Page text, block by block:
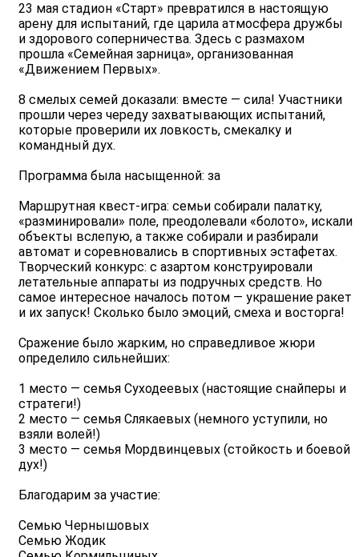
23 мая стадион «Старт» превратился в настоящую
арену для испытаний, где царила атмосфера дружбы
и здорового соперничества. Здесь с размахом
прошла «Семейная зарница», организованная
«Движением Первых».
8 смелых семей доказали: вместе — сила! Участники
прошли через череду захватывающих испытаний,
которые проверили их ловкость, смекалку и
командный дух.
Программа была насыщенной: за
️Маршрутная квест-игра: семьи собирали палатку,
«разминировали» поле, преодолевали «болото», искали
объекты вслепую, а также собирали и разбирали
автомат и соревновались в спортивных эстафетах.
Творческий конкурс: с азартом конструировали
летательные аппараты из подручных средств. Но
самое интересное началось потом — украшение ракет
и их запуск! Сколько было эмоций, смеха и восторга!
Сражение было жарким, но справедливое жюри
определило сильнейших:
1 место — семья Суходеевых (настоящие снайперы и
стратеги!)
2 место — семья Слякаевых (немного уступили, но
взяли волей!)
3 место — семья Мордвинцевых (стойкость и боевой
дух!)
Благодарим за участие:
Семью Чернышовых
Семью Жодик